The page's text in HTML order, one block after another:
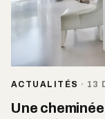
ACTUALITÉS · 13
Une